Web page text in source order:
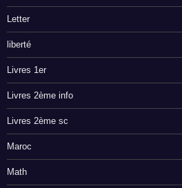
Letter
liberté
Livres 1er
Livres 2ème info
Livres 2ème sc
Maroc
Math